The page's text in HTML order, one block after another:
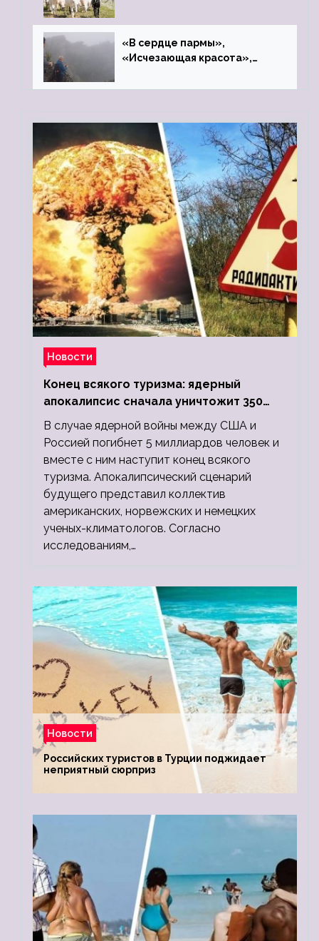
«В сердце пармы»,
«Исчезающая красота»,
Новости
Конец всякого туризма: ядерный
апокалипсис сначала уничтожит 350
миллионов, а потом 5 миллиардов
людей
В случае ядерной войны между США и
Россией погибнет 5 миллиардов человек и
вместе с ним наступит конец всякого
туризма. Апокалипсический сценарий
будущего представил коллектив
американских, норвежских и немецких
ученых-климатологов. Согласно
исследованиям,…
Новости
Российских туристов в Турции поджидает
неприятный сюрприз